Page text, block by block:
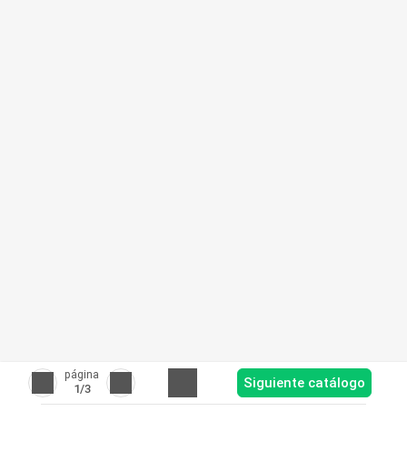
página
1/3 Siguiente catálogo